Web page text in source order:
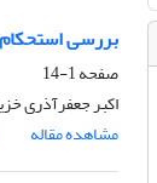
بررسی
صفحه1-14
اکبر جعفرآذری
مشاهده مقاله